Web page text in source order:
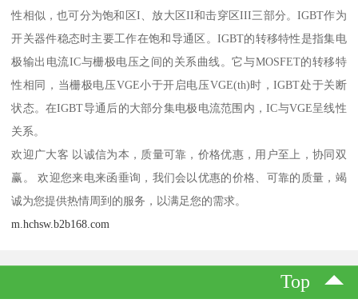
性相似，也可分为饱和区I、放大区II和击穿区III三部分。IGBT作为
开关器件稳态时主要工作在饱和导通区。IGBT的转移特性是指集电
极输出电流IC与栅极电压之间的关系曲线。它与MOSFET的转移特
性相同，当栅极电压VGE小于开启电压VGE(th)时，IGBT处于关断
状态。在IGBT导通后的大部分集电极电流范围内，IC与VGE呈线性
关系。
欢迎广大客 以诚信为本，质量可靠，价格优惠，用户至上，协同双
赢。 欢迎您来电来函垂询，我们会以优惠的价格、可靠的质量，竭
诚为您提供热情周到的服务，以满足您的需求。
m.hchsw.b2b168.com
Top